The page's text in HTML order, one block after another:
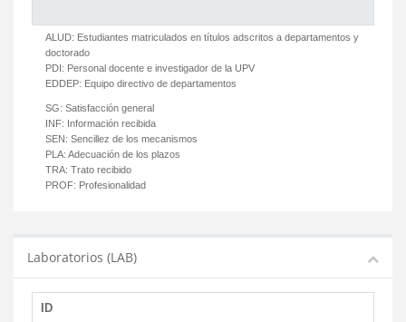
ALUD: Estudiantes matriculados en títulos adscritos a departamentos y
doctorado
PDI: Personal docente e investigador de la UPV
EDDEP: Equipo directivo de departamentos
SG: Satisfacción general
INF: Información recibida
SEN: Sencillez de los mecanismos
PLA: Adecuación de los plazos
TRA: Trato recibido
PROF: Profesionalidad
Laboratorios (LAB)
ID